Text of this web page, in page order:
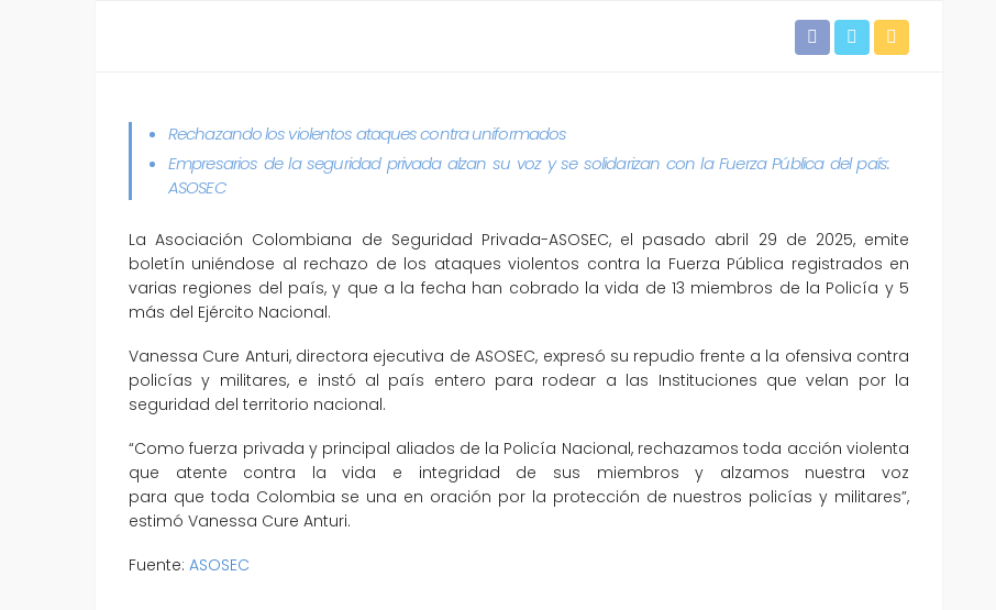
Rechazando los violentos ataques contra uniformados
Empresarios de la seguridad privada alzan su voz y se solidarizan con la Fuerza Pública del país:
ASOSEC
La Asociación Colombiana de Seguridad Privada-ASOSEC, el pasado abril 29 de 2025, emite
boletín uniéndose al rechazo de los ataques violentos contra la Fuerza Pública registrados en
varias regiones del país, y que a la fecha han cobrado la vida de 13 miembros de la Policía y 5
más del Ejército Nacional.
Vanessa Cure Anturi, directora ejecutiva de ASOSEC, expresó su repudio frente a la ofensiva contra
policías y militares, e instó al país entero para rodear a las Instituciones que velan por la
seguridad del territorio nacional.
“Como fuerza privada y principal aliados de la Policía Nacional, rechazamos toda acción violenta
que atente contra la vida e integridad de sus miembros y alzamos nuestra voz
para que toda Colombia se una en oración por la protección de nuestros policías y militares”,
estimó Vanessa Cure Anturi.
Fuente: ASOSEC